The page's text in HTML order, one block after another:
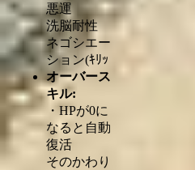
悪運
洗脳耐性
ネゴシエー
ション(ｷﾘｯ
オーバース
キル:
・HPが0に
なると自動
復活
そのかわり